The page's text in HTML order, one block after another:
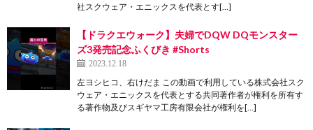
社スクウェア・エニックスを代表とす[…]
【ドラクエウォーク】夫婦でDQW DQモンスター
ズ3発売記念ふくびき #Shorts
2023.12.18
左ヨシヒコ、右けだま この動画で利用している株式会社スク
ウェア・エニックスを代表とする共同著作者が権利を所有す
る著作物及びスギヤマ工房有限会社が権利を[…]